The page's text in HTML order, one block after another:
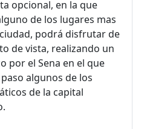
opcional, en la que
de los lugares mas
podrá disfrutar de
de vista, realizando un
por el Sena en el que
algunos de los
de la capital